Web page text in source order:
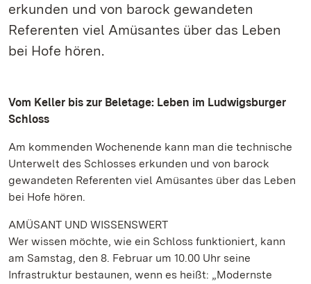
erkunden und von barock gewandeten
Referenten viel Amüsantes über das Leben
bei Hofe hören.
Vom Keller bis zur Beletage: Leben im Ludwigsburger
Schloss
Am kommenden Wochenende kann man die technische
Unterwelt des Schlosses erkunden und von barock
gewandeten Referenten viel Amüsantes über das Leben
bei Hofe hören.
AMÜSANT UND WISSENSWERT
Wer wissen möchte, wie ein Schloss funktioniert, kann
am Samstag, den 8. Februar um 10.00 Uhr seine
Infrastruktur bestaunen, wenn es heißt: „Modernste